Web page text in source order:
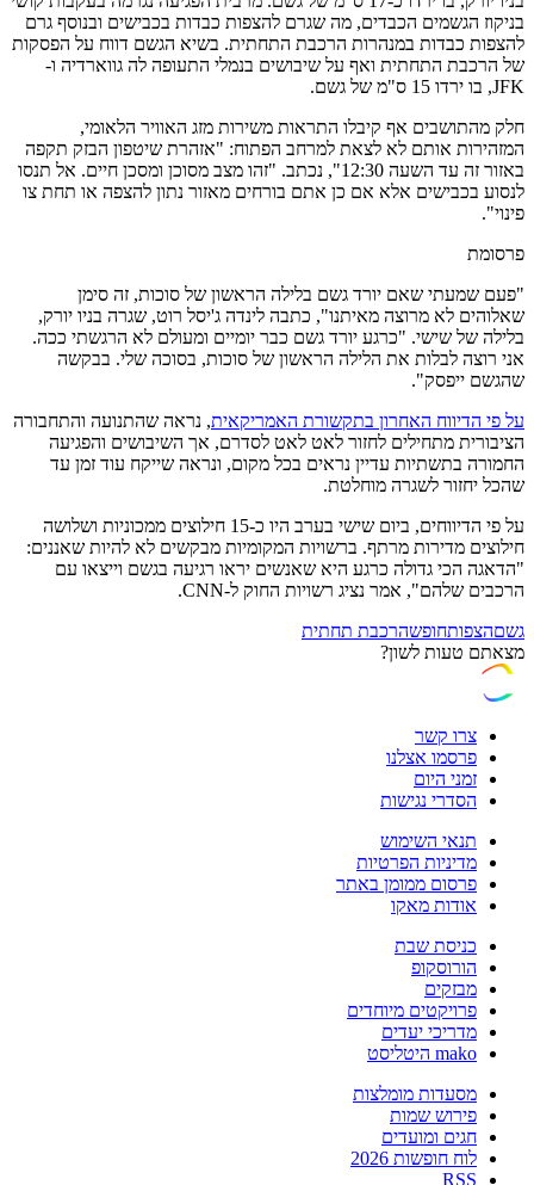
בניקוז הגשמים הכבדים, מה שגרם להצפות כבדות בכבישים ובנוסף גרם
להצפות כבדות במנהרות הרכבת התחתית. בשיא הגשם דווח על הפסקות
של הרכבת התחתית ואף על שיבושים בנמלי התעופה לה גווארדיה ו-
JFK, בו ירדו 15 ס"מ של גשם.
חלק מהתושבים אף קיבלו התראות משירות מזג האוויר הלאומי,
המזהירות אותם לא לצאת למרחב הפתוח: "אזהרת שיטפון הבזק תקפה
באזור זה עד השעה 12:30", נכתב. "זהו מצב מסוכן ומסכן חיים. אל תנסו
לנסוע בכבישים אלא אם כן אתם בורחים מאזור נתון להצפה או תחת צו
פינוי".
פרסומת
"פעם שמעתי שאם יורד גשם בלילה הראשון של סוכות, זה סימן
שאלוהים לא מרוצה מאיתנו", כתבה לינדה ג'יסל רוט, שגרה בניו יורק,
בלילה של שישי. "כרגע יורד גשם כבר יומיים ומעולם לא הרגשתי ככה.
אני רוצה לבלות את הלילה הראשון של סוכות, בסוכה שלי. בבקשה
שהגשם ייפסק".
על פי הדיווח האחרון בתקשורת האמריקאית, נראה שהתנועה והתחבורה
הציבורית מתחילים לחזור לאט לאט לסדרם, אך השיבושים והפגיעה
החמורה בתשתיות עדיין נראים בכל מקום, ונראה שייקח עוד זמן עד
שהכל יחזור לשגרה מוחלטת.
על פי הדיווחים, ביום שישי בערב היו כ-15 חילוצים ממכוניות ושלושה
חילוצים מדירות מרתף. ברשויות המקומיות מבקשים לא להיות שאננים:
"הדאגה הכי גדולה כרגע היא שאנשים יראו רגיעה בגשם וייצאו עם
הרכבים שלהם", אמר נציג רשויות החוק ל-CNN.
גשםהצפותחופשהרכבת תחתית
מצאתם טעות לשון?
צרו קשר
פרסמו אצלנו
זמני היום
הסדרי נגישות
תנאי השימוש
מדיניות הפרטיות
פרסום ממומן באתר
אודות מאקו
כניסת שבת
הורוסקופ
מבזקים
פרויקטים מיוחדים
מדריכי יעדים
mako היטליסט
מסעדות מומלצות
פירוש שמות
חגים ומועדים
לוח חופשות 2026
RSS